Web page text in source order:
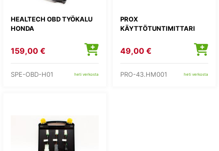
HEALTECH OBD TYÖKALU
HONDA
159,00 €
SPE-OBD-H01 heti verkosta
PROX
KÄYTTÖTUNTIMITTARI
49,00 €
PRO-43.HM001 heti verkosta